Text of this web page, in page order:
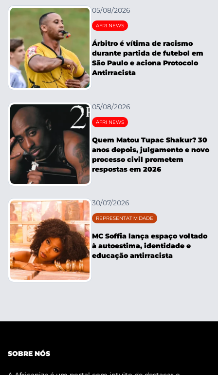
05/08/2026
AFRI NEWS
Árbitro é vítima de racismo
durante partida de futebol em
São Paulo e aciona Protocolo
Antirracista
05/08/2026
AFRI NEWS
Quem Matou Tupac Shakur? 30
anos depois, julgamento e novo
processo civil prometem
respostas em 2026
30/07/2026
REPRESENTATIVIDADE
MC Soffia lança espaço voltado
à autoestima, identidade e
educação antirracista
SOBRE NÓS